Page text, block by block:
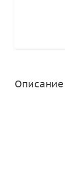
Описание